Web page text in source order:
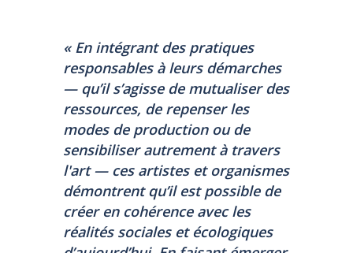
« En intégrant des pratiques
responsables à leurs démarches
— qu’il s’agisse de mutualiser des
ressources, de repenser les
modes de production ou de
sensibiliser autrement à travers
l'art — ces artistes et organismes
démontrent qu’il est possible de
créer en cohérence avec les
réalités sociales et écologiques